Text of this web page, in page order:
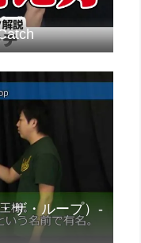
ザ・ループ）-